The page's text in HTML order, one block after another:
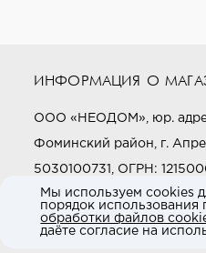
ИНФОРМАЦИЯ О
ООО «НЕОДОМ», юр.
Фоминский район, г.
5030100731, ОГРН:
Звоните нам:+7 (800)
E-mail: market@neodom.ru
Мы используем cookies
порядок использования
обработки файлов
даёте согласие на